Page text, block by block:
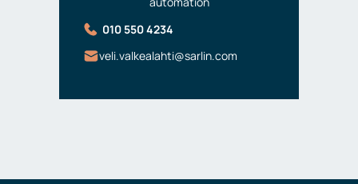
010 550 4234
veli.valkealahti@sarlin.com